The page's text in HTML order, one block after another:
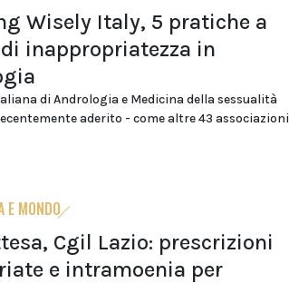
Wisely Italy, 5 pratiche a
inappropriatezza in
di Andrologia e Medicina della sessualità
aderito - come altre 43 associazioni
E MONDO
Cgil Lazio: prescrizioni
e intramoenia per